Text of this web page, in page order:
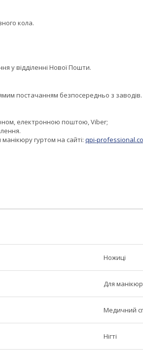
кола.
у відділенні Нової Пошти.
постачанням безпосередньо з заводів.
електронною поштою, Viber;
гуртом на сайті: qpi-
Ножиці
Для
Медичний
Нігті